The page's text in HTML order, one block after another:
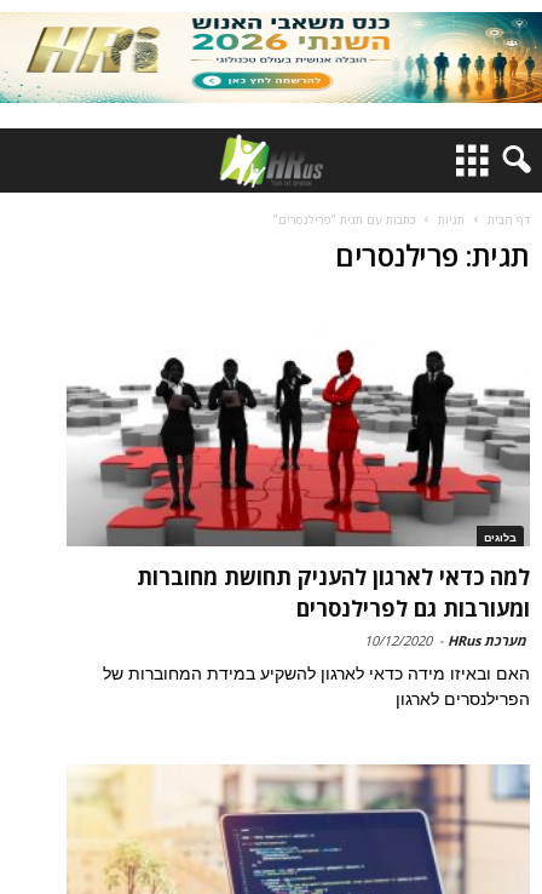
דף הבית תגיות כתבות עם תגית "פרילנסרים"
תגית: פרילנסרים
בלוגים
למה כדאי לארגון להעניק תחושת מחוברות
ומעורבות גם לפרילנסרים
מערכת HRus -
10/12/2020
האם ובאיזו מידה כדאי לארגון להשקיע במידת המחוברות של
הפרילנסרים לארגון